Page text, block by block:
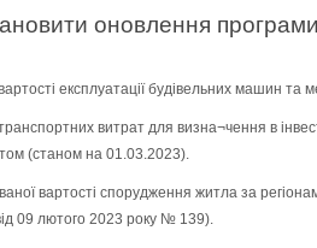
оновлення
експлуатації будівельних машин та
витрат для визна¬чення в
(станом на 01.03.2023).
вартості спорудження житла за
09 лютого 2023 року № 139).